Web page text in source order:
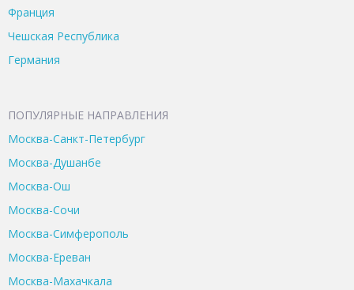
Франция
Чешская Республика
Германия
ПОПУЛЯРНЫЕ НАПРАВЛЕНИЯ
Москва-Санкт-Петербург
Москва-Душанбе
Москва-Ош
Москва-Сочи
Москва-Симферополь
Москва-Ереван
Москва-Махачкала